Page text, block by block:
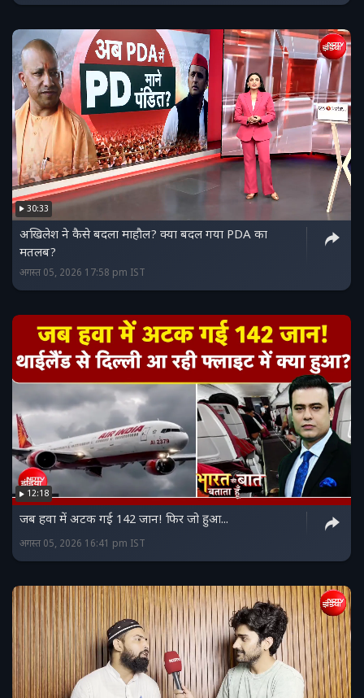
30:33
अखिलेश ने कैसे बदला माहौल? क्या बदल गया PDA का
मतलब?
अगस्त 05, 2026 17:58 pm IST
12:18
जब हवा में अटक गई 142 जान! फिर जो हुआ...
अगस्त 05, 2026 16:41 pm IST